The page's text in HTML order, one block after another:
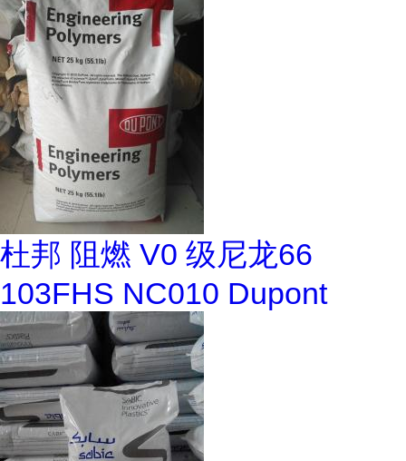
杜邦 阻燃 V0 级尼龙66
103FHS NC010 Dupont